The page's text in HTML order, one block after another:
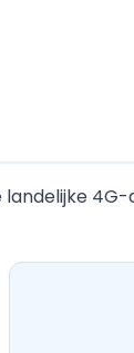
landelijke